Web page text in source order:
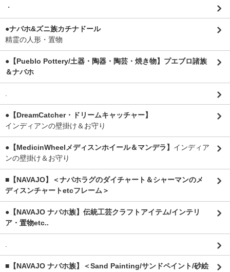
・
●ナバホ&ズニ族カチナドール
精霊の人形・置物
●【Pueblo Pottery/土器・陶器・陶芸・焼き物】プエブロ諸族
＆ナバホ
.
●【DreamCatcher・ドリームキャッチャー】
インディアンの壁掛け＆お守り
●【MedicinWheelメディスンホイール＆マンデラ】 インディア
ンの壁掛け＆お守り
■【NAVAJO】＜ナバホラグのダイチャート＆シャーマンのメ
ディスンチャートetcフレーム＞
●【NAVAJO ナバホ族】伝統工芸クラフトアイテム/インテリ
ア・置物etc..
.
■【NAVAJO ナバホ族】＜Sand Painting/サンドペイント/砂絵